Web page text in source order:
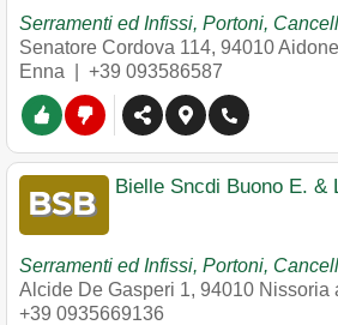
Serramenti ed Infissi, Portoni,
Senatore Cordova 114, 94010Aidone
Enna | +39 093586587
Bielle Sncdi Buono E. &
Serramenti ed Infissi, Portoni,
Alcide De Gasperi 1, 94010 Nissoria
+39 0935669136